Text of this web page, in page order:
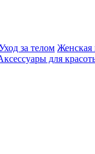
за телом Женская
для